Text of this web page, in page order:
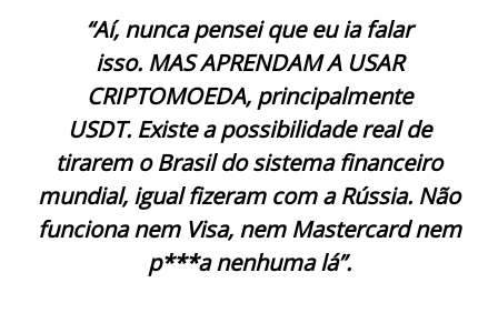
“Aí, nunca pensei que eu ia falar
isso. MAS APRENDAM A USAR
CRIPTOMOEDA, principalmente
USDT. Existe a possibilidade real de
tirarem o Brasil do sistema financeiro
mundial, igual fizeram com a Rússia. Não
funciona nem Visa, nem Mastercard nem
p***a nenhuma lá”.